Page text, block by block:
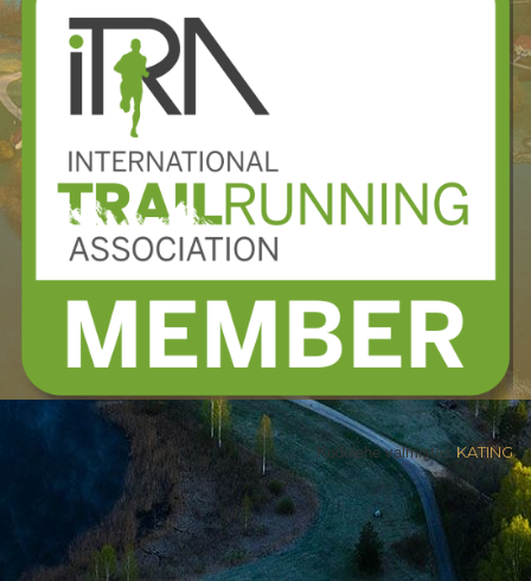
Kodulehe valmistasKATING